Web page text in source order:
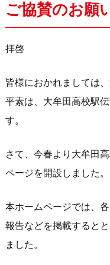
ご協賛のお願
拝啓
皆様におかれましては
平素は、大牟田高校駅
す。
さて、今春より大牟田
ページを開設しました。
本ホームページでは、
報告などを掲載すると
ました。